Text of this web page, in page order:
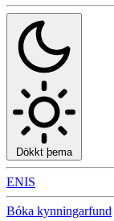
Dökkt þema
ENIS
Bóka kynningarfund